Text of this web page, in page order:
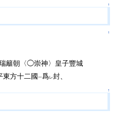
↑
↑
籬朝〈◯崇神〉皇子豐城
東方十二國一爲レ封、
↑